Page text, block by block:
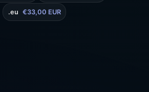
.eu €33,00 EUR